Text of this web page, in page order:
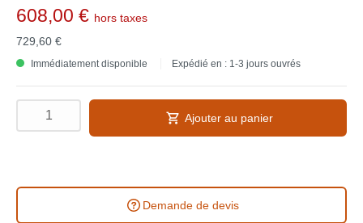
608,00 € hors taxes
729,60 €
Immédiatement disponible Expédié en : 1-3 jours ouvrés
Ajouter au panier
Demande de devis